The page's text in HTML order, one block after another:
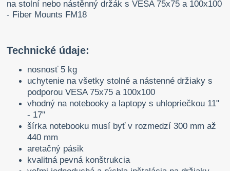
Technické údaje:
nosnosť 5 kg
uchytenie na všetky stolné a nástenné držiaky s
podporou VESA 75x75 a 100x100
vhodný na notebooky a laptopy s uhlopriečkou 11"
- 17"
šírka notebooku musí byť v rozmedzí 300 mm až
440 mm
aretačný pásik
kvalitná pevná konštrukcia